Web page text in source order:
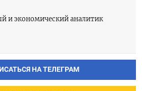
и экономический аналитик
НА ТЕЛЕГРАМ